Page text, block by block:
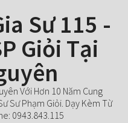
Sư 115 -
Giỏi Tại
Với Hơn 10 Năm Cung
Sư Phạm Giỏi. Dạy Kèm Từ
0943.843.115